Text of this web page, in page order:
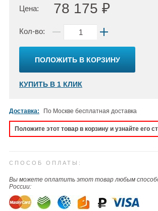
Цена: 78 175 ₽
Кол-во:
ПОЛОЖИТЬ В КОРЗИНУ
КУПИТЬ В 1 КЛИК
Доставка: По Москве бесплатная доставка
Положите этот товар в корзину и узнайте его
СПОСОБ ОПЛАТЫ:
Вы можете оплатить этот товар любым
России: